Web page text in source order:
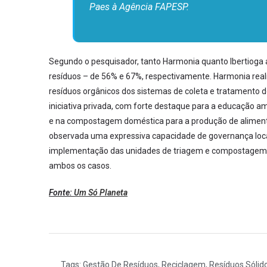
Paes à Agência FAPESP.
Segundo o pesquisador, tanto Harmonia quanto
resíduos – de 56% e 67%, respectivamente. Harmonia
resíduos orgânicos dos sistemas de coleta e tratamento
iniciativa privada, com forte destaque para a educação
e na compostagem doméstica para a produção de
observada uma expressiva capacidade de governança
implementação das unidades de triagem e
ambos os casos.
Fonte:Um Só Planeta
Tags: Gestão De Resíduos, Reciclagem, Resíduos